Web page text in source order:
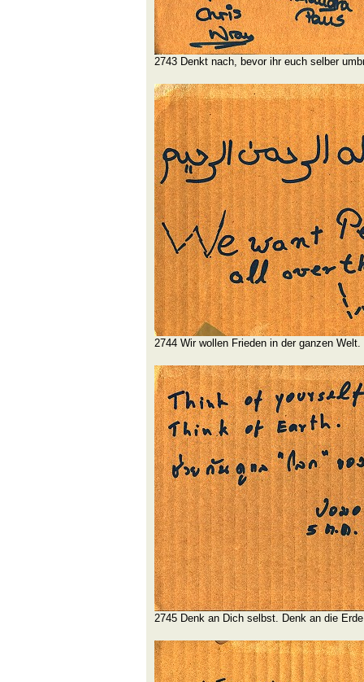
2743 Denkt nach, bevor ihr euch selber
2744 Wir wollen Frieden in der ganzen Welt.
2745 Denk an Dich selbst. Denk an die